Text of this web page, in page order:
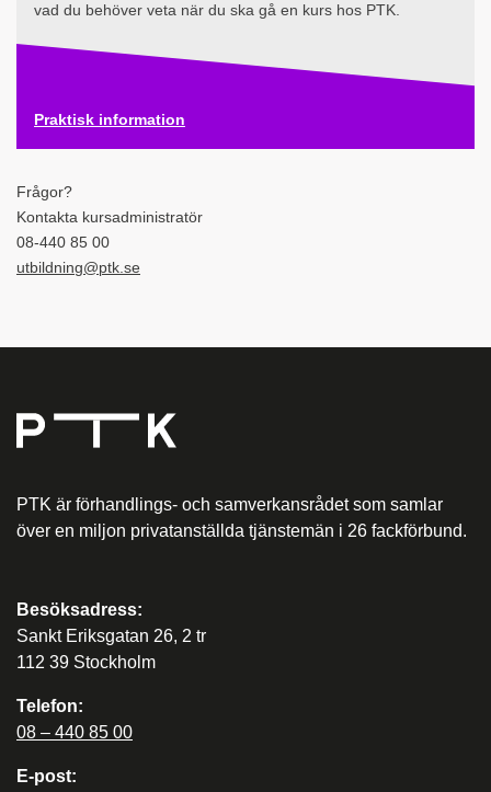
vad du behöver veta när du ska gå en kurs hos PTK.
Praktisk information
Frågor?
Kontakta kursadministratör
08-440 85 00
utbildning@ptk.se
PTK är förhandlings- och samverkansrådet som samlar
över en miljon privatanställda tjänstemän i 26 fackförbund.
Besöksadress:
Sankt Eriksgatan 26, 2 tr
112 39 Stockholm
Telefon:
08 – 440 85 00
E-post: